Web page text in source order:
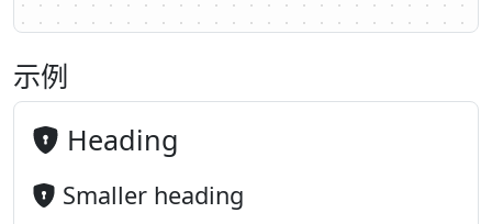
示例
Heading
Smaller heading